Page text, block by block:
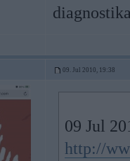
09. Jul 2010, 19:38
09 Jul
http://